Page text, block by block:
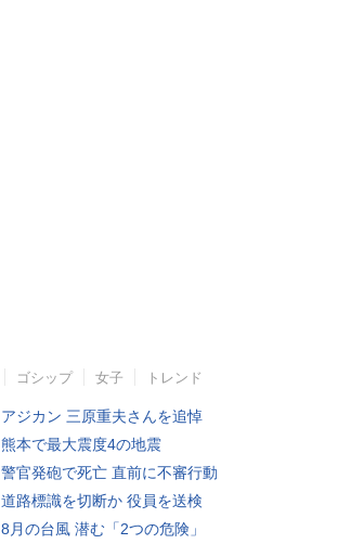
ゴシップ 女子 トレンド
アジカン 三原重夫さんを追悼
熊本で最大震度4の地震
警官発砲で死亡 直前に不審行動
道路標識を切断か 役員を送検
8月の台風 潜む「2つの危険」